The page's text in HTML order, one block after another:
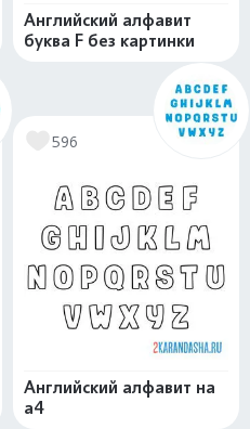
Английский алфавит
буква F без картинки
596
Английский алфавит на
а4